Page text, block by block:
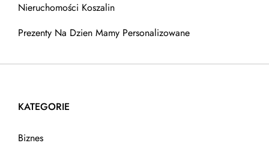
Nieruchomości Koszalin
Prezenty Na Dzien Mamy Personalizowane
KATEGORIE
Biznes